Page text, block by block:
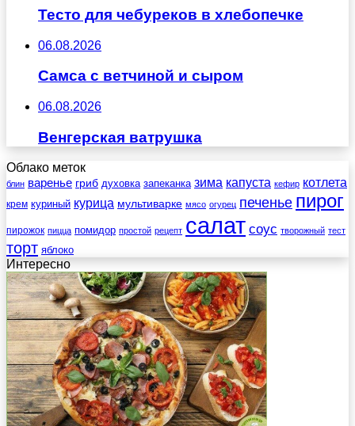
Тесто для чебуреков в хлебопечке
06.08.2026
Самса с ветчиной и сыром
06.08.2026
Венгерская ватрушка
Облако меток
блин варенье гриб духовка запеканка зима капуста кефир котлета
крем куриный курица мультиварке мясо огурец печенье пирог
пирожок пицца помидор простой рецепт салат соус творожный тест
торт яблоко
Интересно